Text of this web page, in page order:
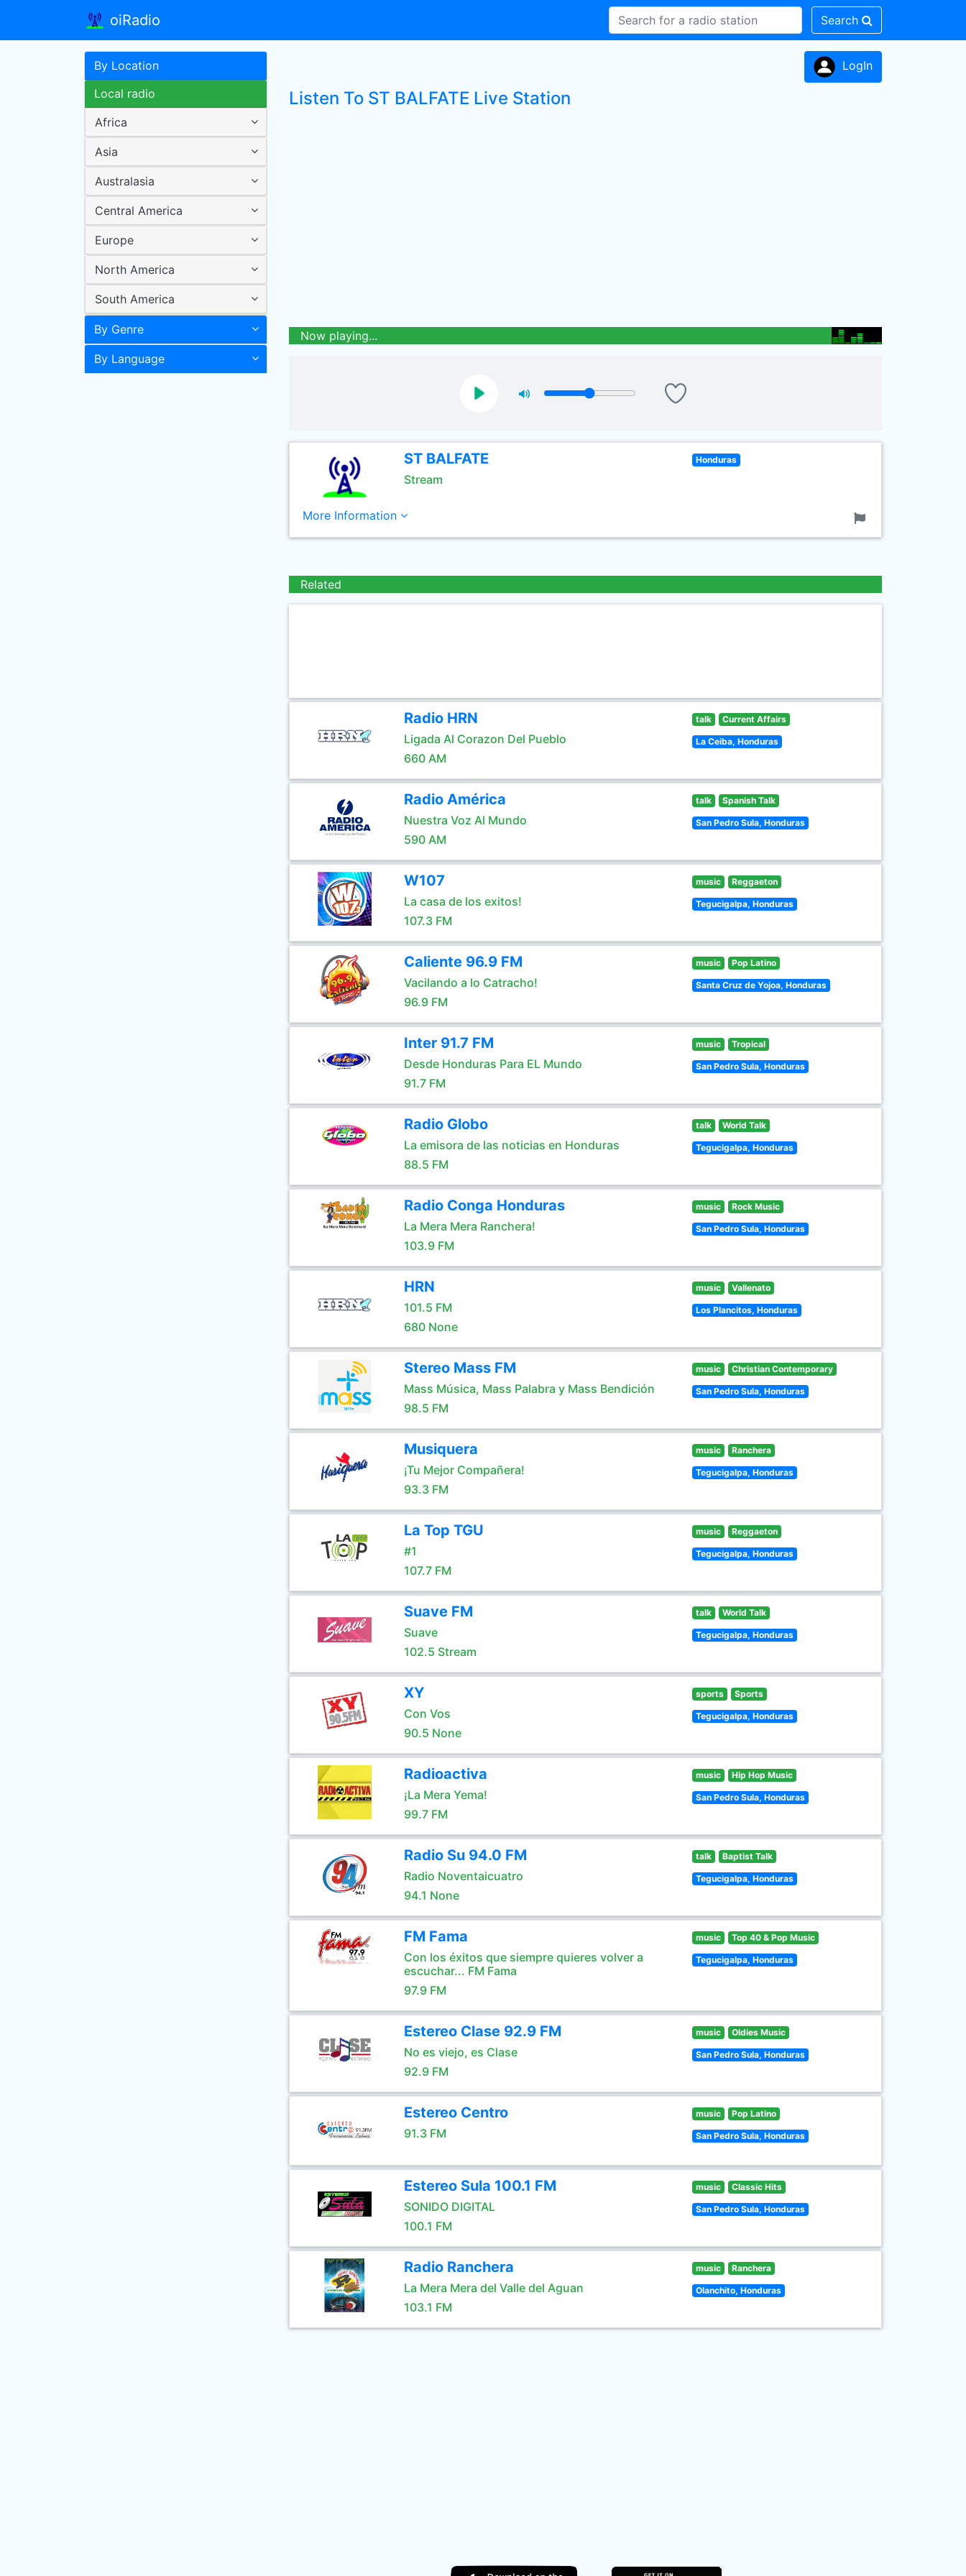
oiRadio Search
By Location
Local radio
Africa
Asia
Australasia
Central America
Europe
North America
South America
By Genre
By Language
LogIn
Listen To ST BALFATE Live Station
Now playing...
ST BALFATE
Stream
Honduras
More Information
Related
Radio HRN
Ligada Al Corazon Del Pueblo
660 AM
talk Current Affairs
La Ceiba, Honduras
Radio América
Nuestra Voz Al Mundo
590 AM
talk Spanish Talk
San Pedro Sula, Honduras
W107
La casa de los exitos!
107.3 FM
music Reggaeton
Tegucigalpa, Honduras
Caliente 96.9 FM
Vacilando a lo Catracho!
96.9 FM
music Pop Latino
Santa Cruz de Yojoa, Honduras
Inter 91.7 FM
Desde Honduras Para EL Mundo
91.7 FM
music Tropical
San Pedro Sula, Honduras
Radio Globo
La emisora de las noticias en Honduras
88.5 FM
talk World Talk
Tegucigalpa, Honduras
Radio Conga Honduras
La Mera Mera Ranchera!
103.9 FM
music Rock Music
San Pedro Sula, Honduras
HRN
101.5 FM
680 None
music Vallenato
Los Plancitos, Honduras
Stereo Mass FM
Mass Música, Mass Palabra y Mass Bendición
98.5 FM
music Christian Contemporary
San Pedro Sula, Honduras
Musiquera
¡Tu Mejor Compañera!
93.3 FM
music Ranchera
Tegucigalpa, Honduras
La Top TGU
#1
107.7 FM
music Reggaeton
Tegucigalpa, Honduras
Suave FM
Suave
102.5 Stream
talk World Talk
Tegucigalpa, Honduras
XY
Con Vos
90.5 None
sports Sports
Tegucigalpa, Honduras
Radioactiva
¡La Mera Yema!
99.7 FM
music Hip Hop Music
San Pedro Sula, Honduras
Radio Su 94.0 FM
Radio Noventaicuatro
94.1 None
talk Baptist Talk
Tegucigalpa, Honduras
FM Fama
Con los éxitos que siempre quieres volver a
escuchar... FM Fama
97.9 FM
music Top 40 & Pop Music
Tegucigalpa, Honduras
Estereo Clase 92.9 FM
No es viejo, es Clase
92.9 FM
music Oldies Music
San Pedro Sula, Honduras
Estereo Centro
91.3 FM
music Pop Latino
San Pedro Sula, Honduras
Estereo Sula 100.1 FM
SONIDO DIGITAL
100.1 FM
music Classic Hits
San Pedro Sula, Honduras
Radio Ranchera
La Mera Mera del Valle del Aguan
103.1 FM
music Ranchera
Olanchito, Honduras